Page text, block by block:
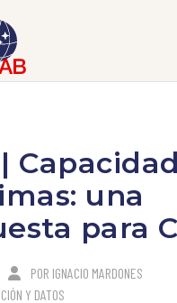
una
para
POR IGNACIO MARDONES
Y DATOS